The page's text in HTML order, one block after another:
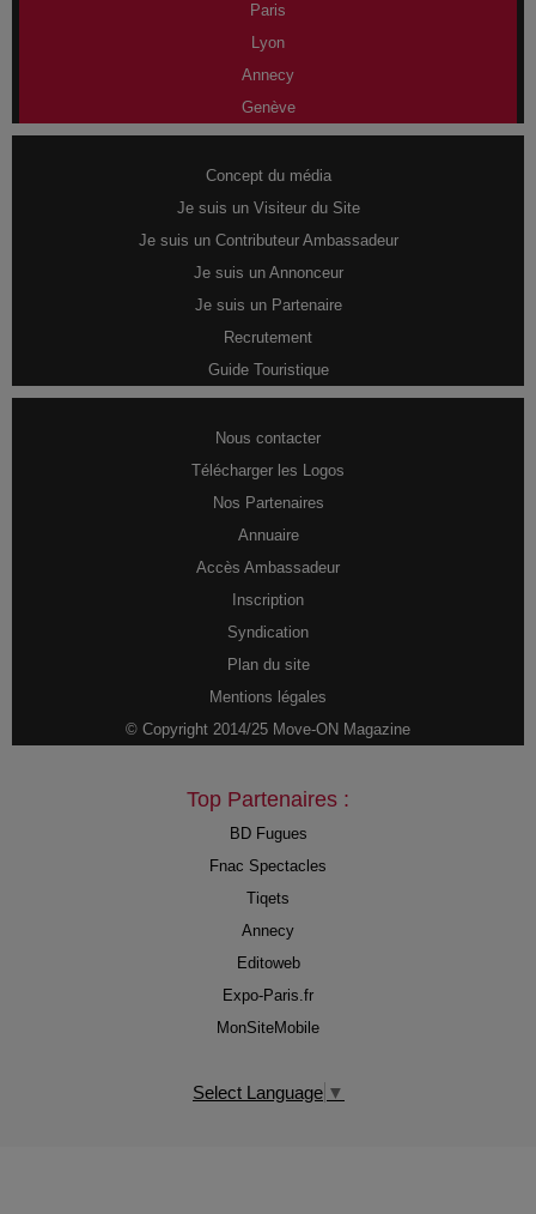
Paris
Lyon
Annecy
Genève
Concept du média
Je suis un Visiteur du Site
Je suis un Contributeur Ambassadeur
Je suis un Annonceur
Je suis un Partenaire
Recrutement
Guide Touristique
Nous contacter
Télécharger les Logos
Nos Partenaires
Annuaire
Accès Ambassadeur
Inscription
Syndication
Plan du site
Mentions légales
© Copyright 2014/25 Move-ON Magazine
Top Partenaires :
BD Fugues
Fnac Spectacles
Tiqets
Annecy
Editoweb
Expo-Paris.fr
MonSiteMobile
Select Language ▼